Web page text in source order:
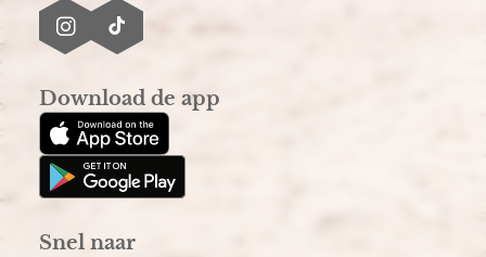
I
t
a
g
r
m
T
T
o
k
Download de app
Snel naar